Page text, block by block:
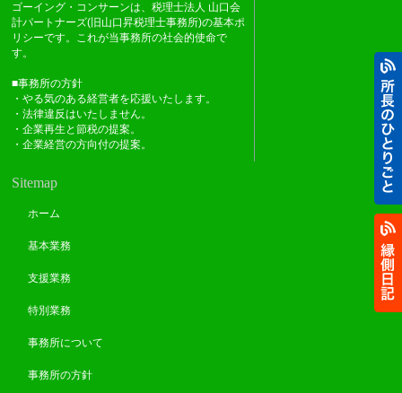
ゴーイング・コンサーンは、税理士法人 山口会
計パートナーズ(旧山口昇税理士事務所)の基本ポ
リシーです。これが当事務所の社会的使命で
す。
■事務所の方針
・やる気のある経営者を応援いたします。
・法律違反はいたしません。
・企業再生と節税の提案。
・企業経営の方向付の提案。
Sitemap
ホーム
基本業務
支援業務
特別業務
事務所について
事務所の方針